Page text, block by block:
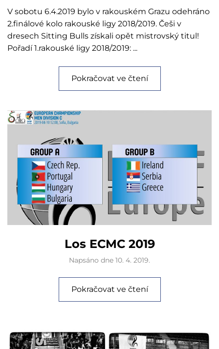
V sobotu 6.4.2019 bylo v rakouském Grazu odehráno
2.finálové kolo rakouské ligy 2018/2019. Češi v
dresech Sitting Bulls získali opět mistrovský titul!
Pořadí 1.rakouské ligy 2018/2019: ...
Pokračovat ve čtení
Los ECMC 2019
Napsáno dne 10. 4. 2019.
Pokračovat ve čtení